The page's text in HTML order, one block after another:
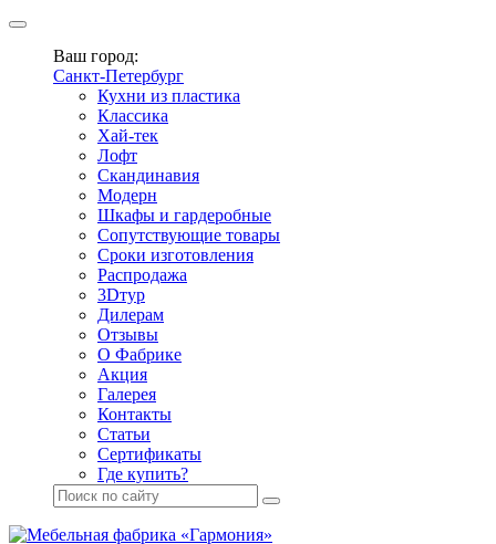
Ваш город:
Санкт-Петербург
Кухни из пластика
Классика
Хай-тек
Лофт
Скандинавия
Модерн
Шкафы и гардеробные
Сопутствующие товары
Сроки изготовления
Распродажа
3Dтур
Дилерам
Отзывы
О Фабрике
Акция
Галерея
Контакты
Статьи
Сертификаты
Где купить?